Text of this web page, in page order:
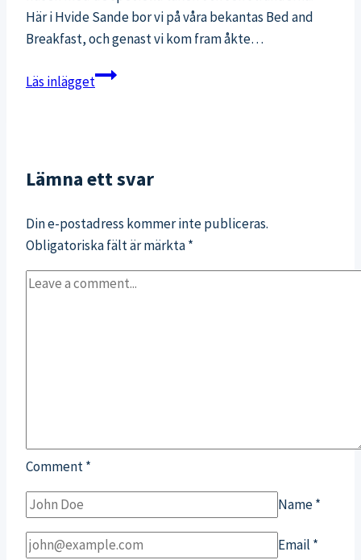
Här i Hvide Sande bor vi på våra bekantas Bed and
Breakfast, och genast vi kom fram åkte…
Läs inläggetFramme
Lämna ett svar
Din e-postadress kommer inte publiceras.
Obligatoriska fält är märkta*
Comment*
Name*
Email *